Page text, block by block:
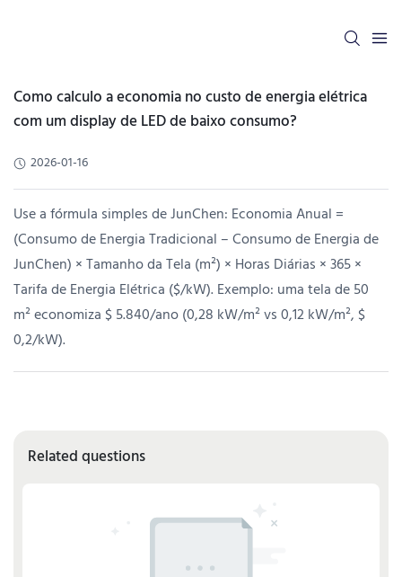
Como calculo a economia no custo de energia elétrica
com um display de LED de baixo consumo?
2026-01-16
Use a fórmula simples de JunChen: Economia Anual =
(Consumo de Energia Tradicional – Consumo de Energia de
JunChen) × Tamanho da Tela (m²) × Horas Diárias × 365 ×
Tarifa de Energia Elétrica ($/kW). Exemplo: uma tela de 50
m² economiza $ 5.840/ano (0,28 kW/m² vs 0,12 kW/m², $
0,2/kW).
Related questions